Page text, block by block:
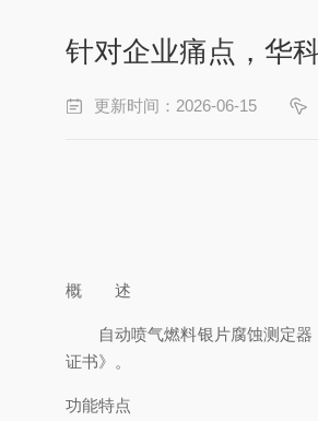
针对企业痛点，华
更新时间：2026-06-15
概 述
自动喷气燃料银片腐蚀测定器
证书》。
功能特点